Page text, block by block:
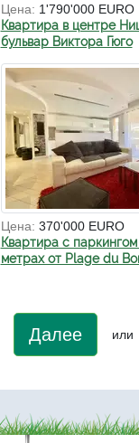
Цена: 1'790'000 EURO
Квартира в центре
бульвар Виктора Гюго
Цена: 370'000 EURO
Квартира с паркингом
метрах от Plage du
Далее или